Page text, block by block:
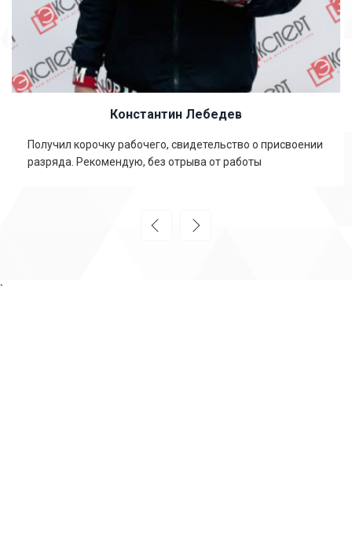
Константин Лебедев
Получил корочку рабочего, свидетельство о присвоении
разряда. Рекомендую, без отрыва от работы
`